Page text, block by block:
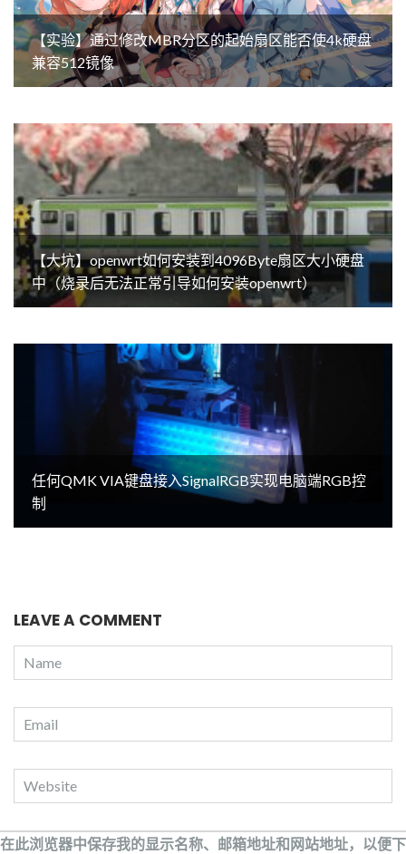
【实验】通过修改MBR分区的起始扇区能否使4k硬盘
兼容512镜像
【大坑】openwrt如何安装到4096Byte扇区大小硬盘
中（烧录后无法正常引导如何安装openwrt）
任何QMK VIA键盘接入SignalRGB实现电脑端RGB控
制
LEAVE A COMMENT
在此浏览器中保存我的显示名称、邮箱地址和网站地址，以便下